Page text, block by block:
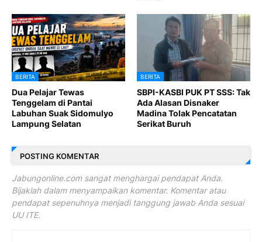
BERITA
Dua Pelajar Tewas
Tenggelam di Pantai
Labuhan Suak Sidomulyo
Lampung Selatan
BERITA
SBPI-KASBI PUK PT SSS: Tak
Ada Alasan Disnaker
Madina Tolak Pencatatan
Serikat Buruh
POSTING KOMENTAR
Jabungonline.com sangat menghargai pendapat Anda.
Bijaklah dalam menyampaikan komentar. Komentar atau
pendapat sepenuhnya menjadi tanggung jawab Anda sesuai
UU ITE.